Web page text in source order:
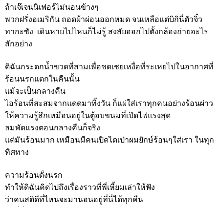
ถ้าเจ๊เจนนิเฟอร์ไม่นอนข้างๆ
พวกฝรั่งอเมริกัน ถอดผ้าผ่อนออกหมด จนเหลือแต่บิกินี่ตัวจิ๋ว
ทากะซัง เดินหายไปไหนก็ไม่รู้ สงสัยออกไปตั้งกล้องถ่ายอะไร
สักอย่าง
ดิฉันกระดกน้ำขวดที่สามเพื่อชดเชยเหงื่อที่ระเหยไปในอากาศที่
ร้อนนรกแตกในคืนนั้น
แม้จะเป็นกลางคืน
ไอร้อนที่สะสมจากแดดมาทิ้งวัน ก็แผ่ใส่เราทุกคนอย่างร้อนผ่าว
ให้ความรู้สึกเหมือนอยู่ในตู้อบขนมที่เปิดไฟแรงสุด
ลมพัดแรงตอนกลางคืนก็จริง
แต่มันร้อนมาก เหมือนมีคนเปิดไดเป่าผมยักษ์ร้อนๆใส่เรา ในทุก
ทิศทาง
ความร้อนดั่งนรก
ทำให้ดิฉันคิดไปถึงเรื่องราวที่พี่เหี้ยมเล่าให้ฟัง
ว่าคนสติดีที่ไหนจะมานอนอยู่ที่นี่ได้ทุกคืน